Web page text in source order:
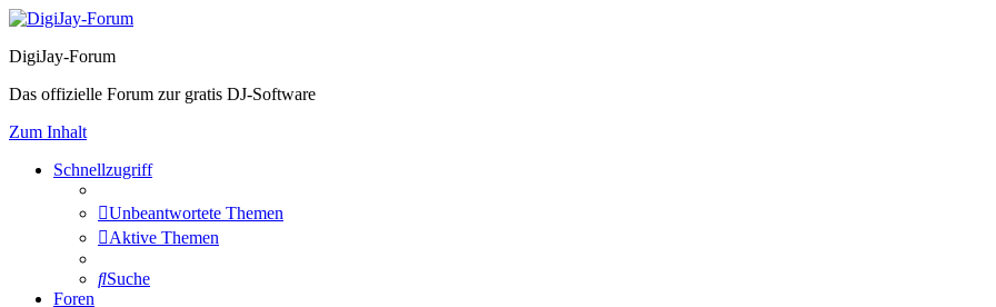
DigiJay-Forum
Das offizielle Forum zur gratis DJ-Software
Zum Inhalt
Schnellzugriff
Unbeantwortete Themen
Aktive Themen
Suche
Foren